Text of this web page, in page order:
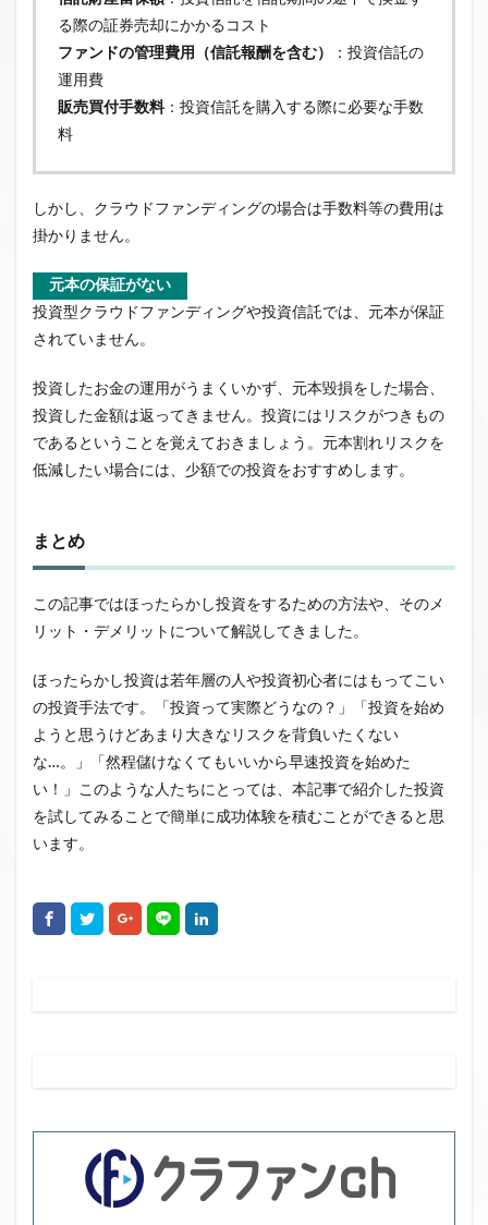
る際の証券売却にかかるコスト
ファンドの管理費用（信託報酬を含む）
：投資信託の
運用費
販売買付手数料：投資信託を購入する際に必要な手数
料
しかし、クラウドファンディングの場合は手数料等の費用は
掛かりません。
元本の保証がない
投資型クラウドファンディングや投資信託では、元本が保証
されていません。
投資したお金の運用がうまくいかず、元本毀損をした場合、
投資した金額は返ってきません。投資にはリスクがつきもの
であるということを覚えておきましょう。元本割れリスクを
低減したい場合には、少額での投資をおすすめします。
まとめ
この記事ではほったらかし投資をするための方法や、そのメ
リット・デメリットについて解説してきました。
ほったらかし投資は若年層の人や投資初心者にはもってこい
の投資手法です。「投資って実際どうなの？」「投資を始め
ようと思うけどあまり大きなリスクを背負いたくない
な…。」「然程儲けなくてもいいから早速投資を始めた
い！」このような人たちにとっては、本記事で紹介した投資
を試してみることで簡単に成功体験を積むことができると思
います。